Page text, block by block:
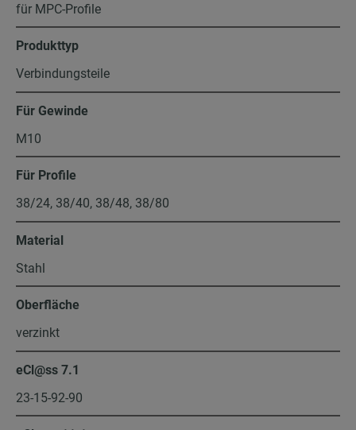
für MPC-Profile
Produkttyp
Verbindungsteile
Für Gewinde
M10
Für Profile
38/24, 38/40, 38/48, 38/80
Material
Stahl
Oberfläche
verzinkt
eCl@ss 7.1
23-15-92-90